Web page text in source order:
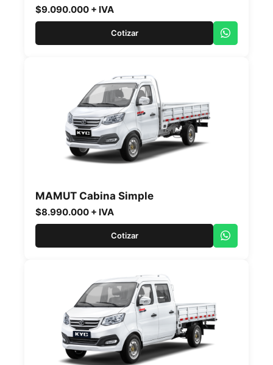
$9.090.000 + IVA
Cotizar
MAMUT Cabina Simple
$8.990.000 + IVA
Cotizar